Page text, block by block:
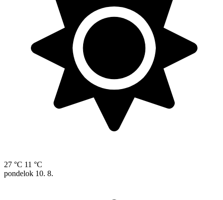
27 °C 11 °C
pondelok 10. 8.